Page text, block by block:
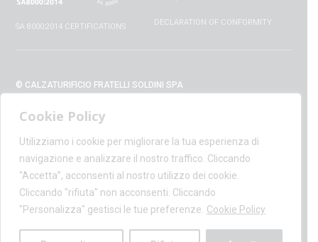
Cookie Policy
Utilizziamo i cookie per migliorare la tua esperienza di
navigazione e analizzare il nostro traffico. Cliccando
“Accetta”, acconsenti al nostro utilizzo dei cookie.
Cliccando "rifiuta" non acconsenti. Cliccando
"Personalizza" gestisci le tue preferenze. Cookie Policy
SA 8000:2014 CERTIFICATIONS DECLARATION OF CONFORMITY
© CALZATURIFICIO FRATELLI SOLDINI SPA
+39 0575 428129 - FAX +39 0575 420254
SUPPORT@CALZATURIFICIOSOLDINI.IT
AMMINISTRAZIONE@PEC.CALZATURIFICIOSOLDINI.COM
P.IVA IT00100020510 - REA AR19984
CAPITALE SOCIALE € 1,170,800.00